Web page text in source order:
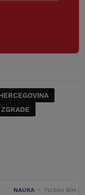
ZGRADE
NAUKA Forbes BiH